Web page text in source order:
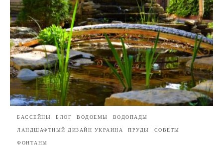
БАССЕЙНЫ БЛОГ ВОДОЕМЫ ВОДОПАДЫ
ЛАНДШАФТНЫЙ ДИЗАЙН УКРАИНА ПРУДЫ СОВЕТЫ
ФОНТАНЫ